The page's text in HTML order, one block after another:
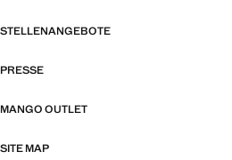
STELLENANGEBOTE
PRESSE
MANGO OUTLET
SITE MAP